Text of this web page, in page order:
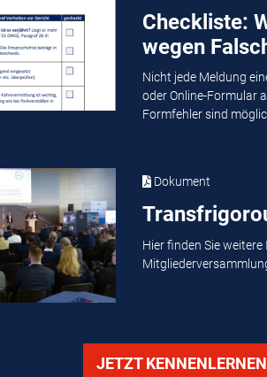
Checkliste:
wegen
Nicht jede Meldung
oder Online-Formular
Formfehler sind
Dokument
Hier finden Sie
JETZT KENNENLERNEN